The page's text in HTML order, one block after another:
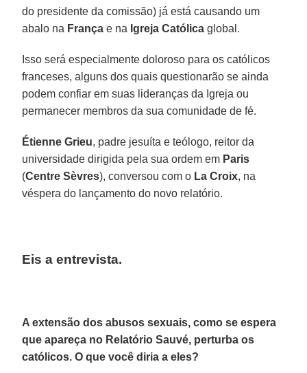
do presidente da comissão) já está causando um
abalo na França e na Igreja Católica global.
Isso será especialmente doloroso para os católicos
franceses, alguns dos quais questionarão se ainda
podem confiar em suas lideranças da Igreja ou
permanecer membros da sua comunidade de fé.
Étienne Grieu, padre jesuíta e teólogo, reitor da
universidade dirigida pela sua ordem em Paris
(Centre Sèvres), conversou com o La Croix, na
véspera do lançamento do novo relatório.
Eis a entrevista.
A extensão dos abusos sexuais, como se espera
que apareça no Relatório Sauvé, perturba os
católicos. O que você diria a eles?